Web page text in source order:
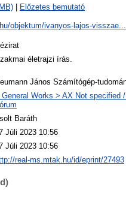
Előzetes bemutató
objektum/ivanyos-lajos-visszae...
életrajzi írás.
János Számítógép-
General Works > AX Not specified
Baráth
Júli 2023 10:56
Júli 2023 10:56
real-ms.mtak.hu/id/eprint/27493